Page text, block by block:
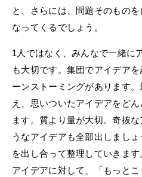
と、さらには、問題そのもの
なってくるでしょう。
1人ではなく、みんなで一緒に
も大切です。集団でアイデア
ーンストーミングがあります
え、思いついたアイデアをど
ます。質より量が大切。奇抜
うなアイデアも全部出しまし
を出し合って整理していきま
アイデアに対して、「もっと